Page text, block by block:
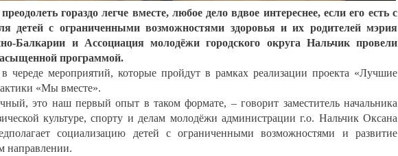
гораздо легче вместе, любое дело вдвое интереснее, если его есть с
детей с ограниченными возможностями здоровья и их родителей мэрия
Балкарии и Ассоциация молодёжи городского округа Нальчик провели
программой.
череде мероприятий, которые пройдут в рамках реализации проекта «Лучшие
«Мы вместе».
это наш первый опыт в таком формате, – говорит заместитель начальника
культуре, спорту и делам молодёжи администрации г.о. Нальчик Оксана
социализацию детей с ограниченными возможностями и развитие
направлении.